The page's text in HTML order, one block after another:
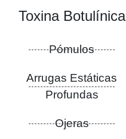
Toxina Botulínica
Pómulos
Arrugas Estáticas
Profundas
Ojeras